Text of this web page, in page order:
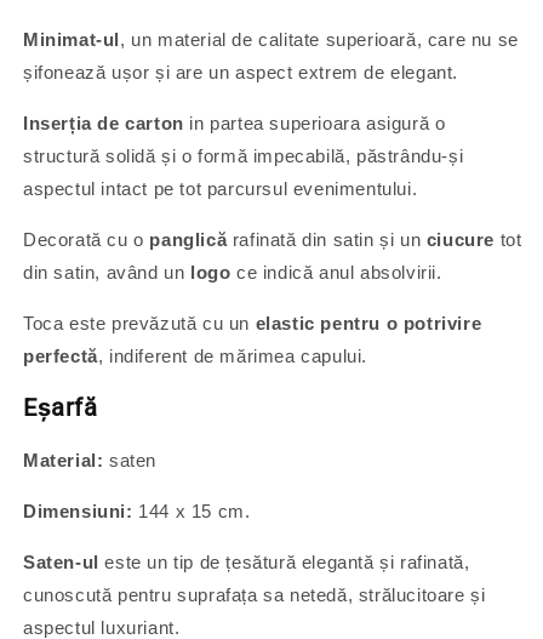
Minimat-ul, un material de calitate superioară, care nu se
șifonează ușor și are un aspect extrem de elegant.
Inserția de carton in partea superioara asigură o
structură solidă și o formă impecabilă, păstrându-și
aspectul intact pe tot parcursul evenimentului.
Decorată cu o panglică rafinată din satin și un ciucure tot
din satin, având un logo ce indică anul absolvirii.
Toca este prevăzută cu un elastic pentru o potrivire
perfectă, indiferent de mărimea capului.
Eșarfă
Material: saten
Dimensiuni: 144 x 15 cm.
Saten-ul este un tip de țesătură elegantă și rafinată,
cunoscută pentru suprafața sa netedă, strălucitoare și
aspectul luxuriant.